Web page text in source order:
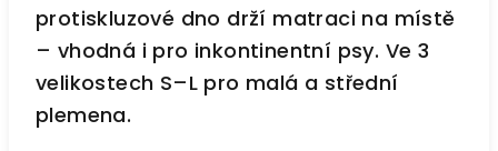
protiskluzové dno drží matraci na místě
– vhodná i pro inkontinentní psy. Ve 3
velikostech S–L pro malá a střední
plemena.